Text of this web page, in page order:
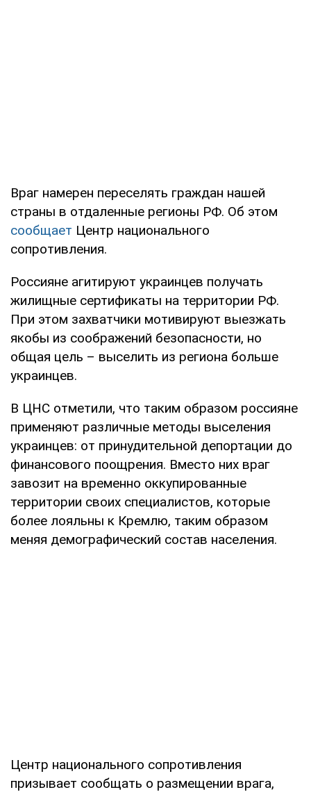
Враг намерен переселять граждан нашей
страны в отдаленные регионы РФ. Об этом
сообщает Центр национального
сопротивления.
Россияне агитируют украинцев получать
жилищные сертификаты на территории РФ.
При этом захватчики мотивируют выезжать
якобы из соображений безопасности, но
общая цель – выселить из региона больше
украинцев.
В ЦНС отметили, что таким образом россияне
применяют различные методы выселения
украинцев: от принудительной депортации до
финансового поощрения. Вместо них враг
завозит на временно оккупированные
территории своих специалистов, которые
более лояльны к Кремлю, таким образом
меняя демографический состав населения.
Центр национального сопротивления
призывает сообщать о размещении врага,